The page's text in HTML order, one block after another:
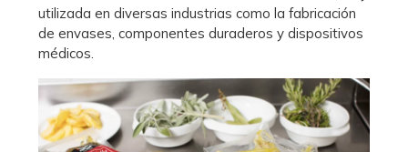
utilizada en diversas industrias como la fabricación
de envases, componentes duraderos y dispositivos
médicos.